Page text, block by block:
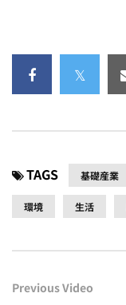
TAGS 基礎産業
環境 生活
Previous Video